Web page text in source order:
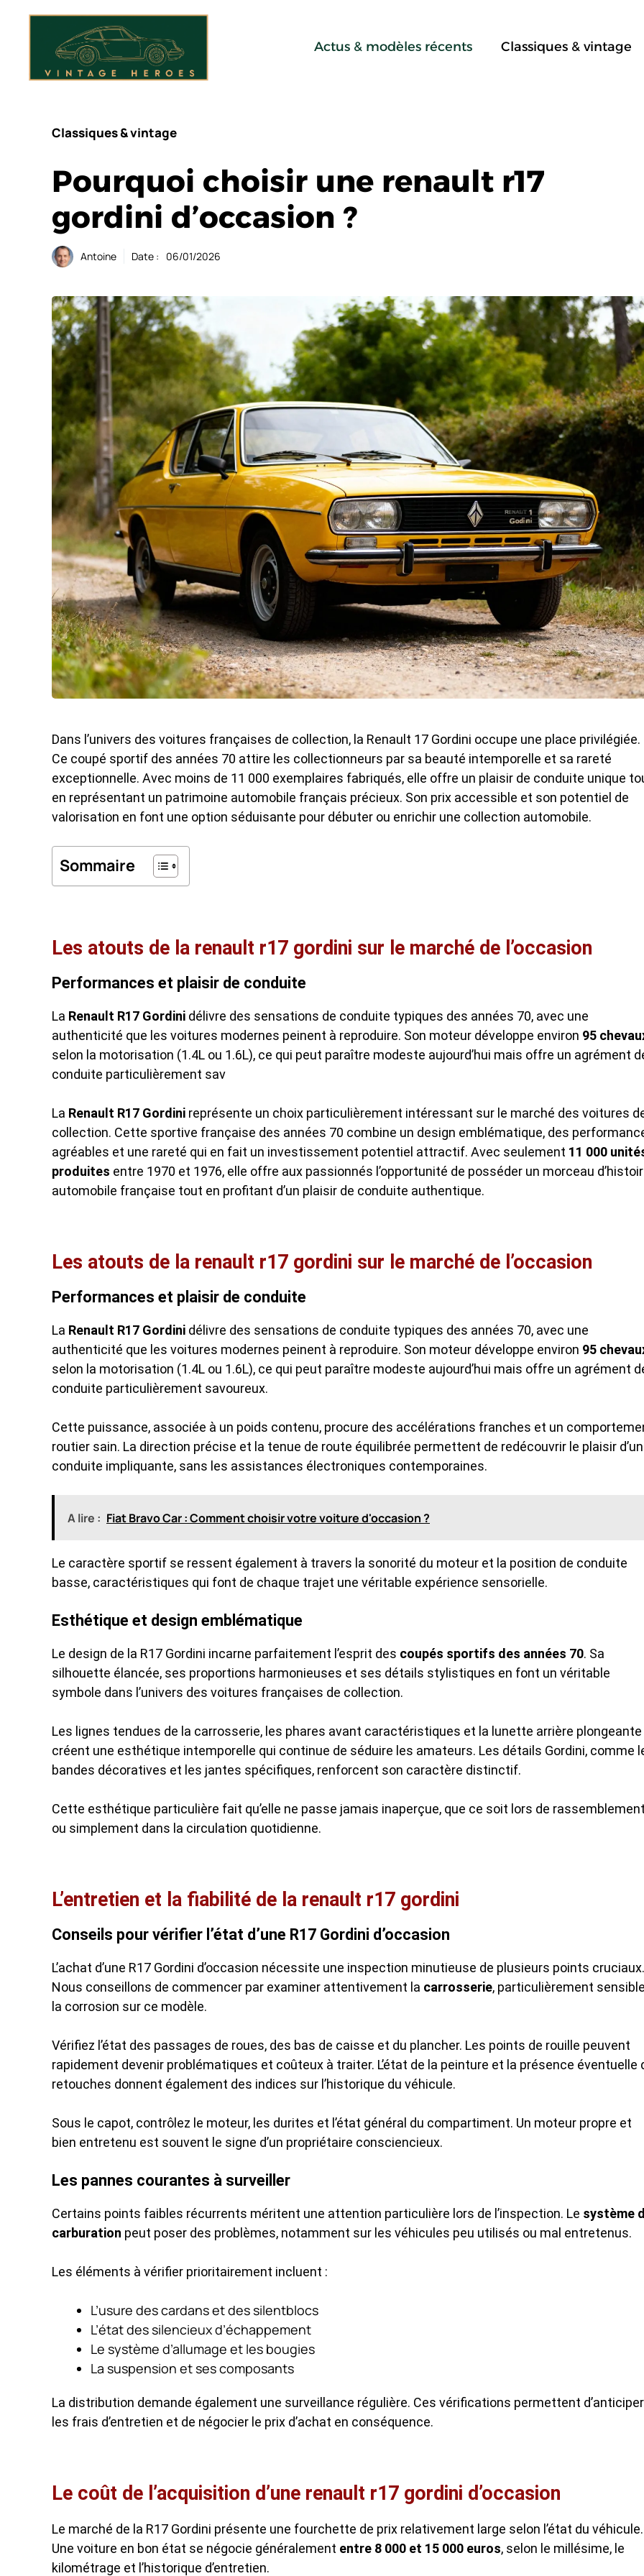
Actus & modèles récents Classiques & vintage
Classiques & vintage
Pourquoi choisir une renault r17
gordini d’occasion ?
Antoine Date : 06/01/2026
Dans l’univers des voitures françaises de collection, la Renault 17 Gordini occupe une place privilégiée.
Ce coupé sportif des années 70 attire les collectionneurs par sa beauté intemporelle et sa rareté
exceptionnelle. Avec moins de 11 000 exemplaires fabriqués, elle offre un plaisir de conduite unique
en représentant un patrimoine automobile français précieux. Son prix accessible et son potentiel de
valorisation en font une option séduisante pour débuter ou enrichir une collection automobile.
Sommaire
Les atouts de la renault r17 gordini sur le marché de l’occasion
Performances et plaisir de conduite
La Renault R17 Gordini délivre des sensations de conduite typiques des années 70, avec une
authenticité que les voitures modernes peinent à reproduire. Son moteur développe environ 95
selon la motorisation (1.4L ou 1.6L), ce qui peut paraître modeste aujourd’hui mais offre un agrément
conduite particulièrement sav
La Renault R17 Gordini représente un choix particulièrement intéressant sur le marché des voitures
collection. Cette sportive française des années 70 combine un design emblématique, des
agréables et une rareté qui en fait un investissement potentiel attractif. Avec seulement 11 000
produites entre 1970 et 1976, elle offre aux passionnés l’opportunité de posséder un morceau
automobile française tout en profitant d’un plaisir de conduite authentique.
Les atouts de la renault r17 gordini sur le marché de l’occasion
Performances et plaisir de conduite
La Renault R17 Gordini délivre des sensations de conduite typiques des années 70, avec une
authenticité que les voitures modernes peinent à reproduire. Son moteur développe environ 95
selon la motorisation (1.4L ou 1.6L), ce qui peut paraître modeste aujourd’hui mais offre un agrément
conduite particulièrement savoureux.
Cette puissance, associée à un poids contenu, procure des accélérations franches et un
routier sain. La direction précise et la tenue de route équilibrée permettent de redécouvrir le plaisir
conduite impliquante, sans les assistances électroniques contemporaines.
A lire : Fiat Bravo Car : Comment choisir votre voiture d'occasion ?
Le caractère sportif se ressent également à travers la sonorité du moteur et la position de conduite
basse, caractéristiques qui font de chaque trajet une véritable expérience sensorielle.
Esthétique et design emblématique
Le design de la R17 Gordini incarne parfaitement l’esprit des coupés sportifs des années 70. Sa
silhouette élancée, ses proportions harmonieuses et ses détails stylistiques en font un véritable
symbole dans l’univers des voitures françaises de collection.
Les lignes tendues de la carrosserie, les phares avant caractéristiques et la lunette arrière plongeante
créent une esthétique intemporelle qui continue de séduire les amateurs. Les détails Gordini, comme
bandes décoratives et les jantes spécifiques, renforcent son caractère distinctif.
Cette esthétique particulière fait qu’elle ne passe jamais inaperçue, que ce soit lors de
ou simplement dans la circulation quotidienne.
L’entretien et la fiabilité de la renault r17 gordini
Conseils pour vérifier l’état d’une R17 Gordini d’occasion
L’achat d’une R17 Gordini d’occasion nécessite une inspection minutieuse de plusieurs points cruciaux.
Nous conseillons de commencer par examiner attentivement la carrosserie, particulièrement
la corrosion sur ce modèle.
Vérifiez l’état des passages de roues, des bas de caisse et du plancher. Les points de rouille peuvent
rapidement devenir problématiques et coûteux à traiter. L’état de la peinture et la présence éventuelle
retouches donnent également des indices sur l’historique du véhicule.
Sous le capot, contrôlez le moteur, les durites et l’état général du compartiment. Un moteur propre et
bien entretenu est souvent le signe d’un propriétaire consciencieux.
Les pannes courantes à surveiller
Certains points faibles récurrents méritent une attention particulière lors de l’inspection. Le système
carburation peut poser des problèmes, notamment sur les véhicules peu utilisés ou mal entretenus.
Les éléments à vérifier prioritairement incluent :
L’usure des cardans et des silentblocs
L’état des silencieux d’échappement
Le système d’allumage et les bougies
La suspension et ses composants
La distribution demande également une surveillance régulière. Ces vérifications permettent d’anticiper
les frais d’entretien et de négocier le prix d’achat en conséquence.
Le coût de l’acquisition d’une renault r17 gordini d’occasion
Le marché de la R17 Gordini présente une fourchette de prix relativement large selon l’état du véhicule.
Une voiture en bon état se négocie généralement entre 8 000 et 15 000 euros, selon le millésime, le
kilométrage et l’historique d’entretien.